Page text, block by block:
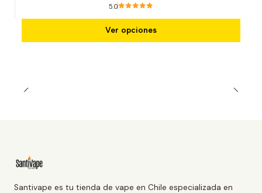
5.0
Ver opciones
Santivape es tu tienda de vape en Chile especializada en